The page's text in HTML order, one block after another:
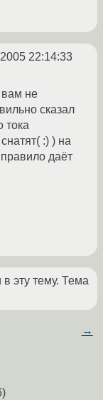
22:14:33
вам не
сказал
тока
:) ) на
даёт
эту тему. Тема
→